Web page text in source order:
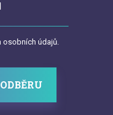
osobních údajů.